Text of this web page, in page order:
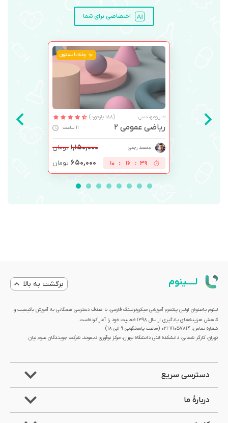
اختصاصی برای شما
چله تابستون
فنی‌ومهندسی (188 بازخورد)
ریاضی عمومی 2 11 ساعت
محمد رجبی ۱,۱۵۰,۰۰۰ تومان
39
:
16
:
10 ۶۵۰,۰۰۰ تومان
لــــینوم برگشت به بالا
لینوم به‌عنوان اولین پلتفرم آموزشی میکرولرنینگ فارسی، با هدف دسترسی همگانی به آموزش باکیفیت و
کاهش هزینه‌های یادگیری از سال 1398 فعالیت خود را آغاز کرده‌است.
شماره تماس: 71057814-021 (ساعت پاسخگویی ۹ الی ۱۸)
تهران، کارگر شمالی، دانشکده فنی دانشگاه تهران، مرکز نوآوری دیموند، شرکت جویندگان علوم لیان
دسترسی سریع
دربارۀ ما